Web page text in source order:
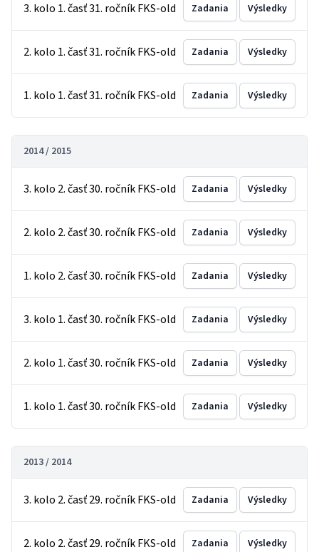
3. kolo 1. časť 31. ročník FKS-old Zadania Výsledky
2. kolo 1. časť 31. ročník FKS-old Zadania Výsledky
1. kolo 1. časť 31. ročník FKS-old Zadania Výsledky
2014 / 2015
3. kolo 2. časť 30. ročník FKS-old Zadania Výsledky
2. kolo 2. časť 30. ročník FKS-old Zadania Výsledky
1. kolo 2. časť 30. ročník FKS-old Zadania Výsledky
3. kolo 1. časť 30. ročník FKS-old Zadania Výsledky
2. kolo 1. časť 30. ročník FKS-old Zadania Výsledky
1. kolo 1. časť 30. ročník FKS-old Zadania Výsledky
2013 / 2014
3. kolo 2. časť 29. ročník FKS-old Zadania Výsledky
2. kolo 2. časť 29. ročník FKS-old Zadania Výsledky